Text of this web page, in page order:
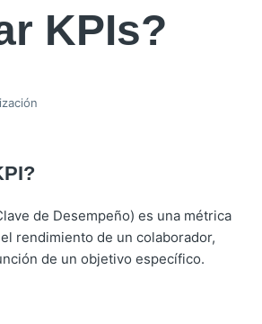
KPIs?
de Desempeño) es una métrica
rendimiento de un colaborador,
de un objetivo específico.